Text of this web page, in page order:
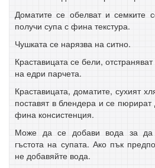
Доматите се обелват и семките
получи супа с фина текстура.
Чушката се нарязва на ситно.
Краставицата се бели,
на едри парчета.
Краставицата, доматите, сухият
поставят в блендера и се
фина консистенция.
Може да се добави вода за да
гъстота на супата. Ако пък
не добавяйте вода.